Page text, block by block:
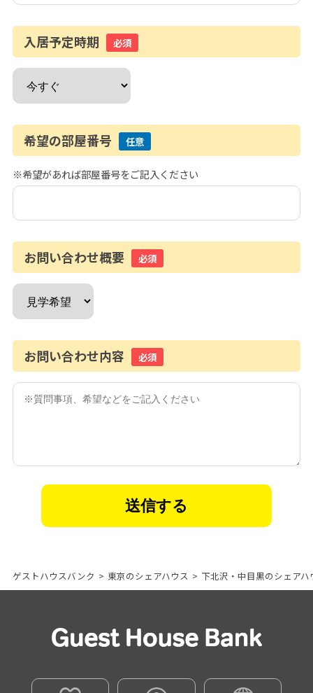
入居予定時期 必須
希望の部屋番号 任意
※希望があれば部屋番号をご記入ください
お問い合わせ概要 必須
お問い合わせ内容 必須
ゲストハウスバンク > 東京のシェアハウス > 下北沢・中目黒のシェアハ